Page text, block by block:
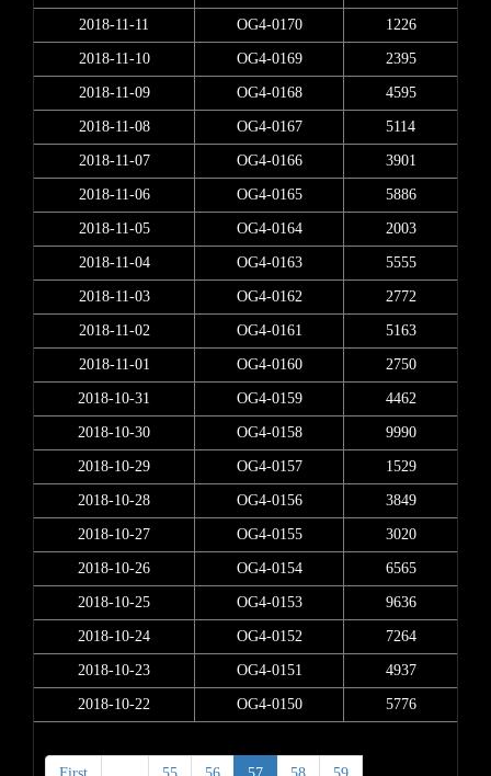
2018-11-11 OG4-0170 1226
2018-11-10 OG4-0169 2395
2018-11-09 OG4-0168 4595
2018-11-08 OG4-0167 5114
2018-11-07 OG4-0166 3901
2018-11-06 OG4-0165 5886
2018-11-05 OG4-0164 2003
2018-11-04 OG4-0163 5555
2018-11-03 OG4-0162 2772
2018-11-02 OG4-0161 5163
2018-11-01 OG4-0160 2750
2018-10-31 OG4-0159 4462
2018-10-30 OG4-0158 9990
2018-10-29 OG4-0157 1529
2018-10-28 OG4-0156 3849
2018-10-27 OG4-0155 3020
2018-10-26 OG4-0154 6565
2018-10-25 OG4-0153 9636
2018-10-24 OG4-0152 7264
2018-10-23 OG4-0151 4937
2018-10-22 OG4-0150 5776